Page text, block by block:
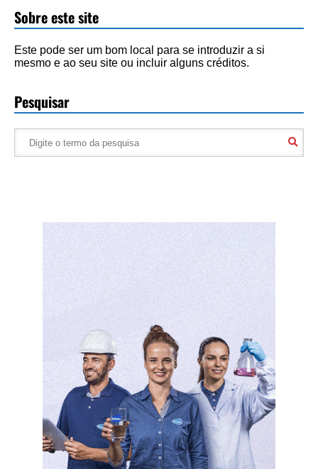
Sobre este site
Este pode ser um bom local para se introduzir a si
mesmo e ao seu site ou incluir alguns créditos.
Pesquisar